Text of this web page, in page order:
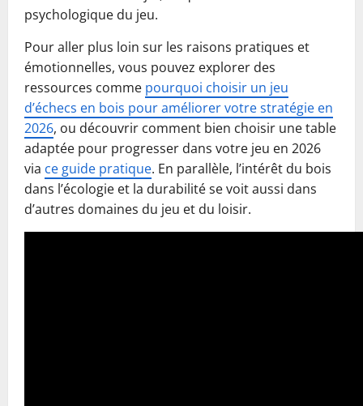
psychologique du jeu.
Pour aller plus loin sur les raisons pratiques et
émotionnelles, vous pouvez explorer des
ressources comme pourquoi choisir un jeu
d’échecs en bois pour améliorer votre stratégie en
2026, ou découvrir comment bien choisir une table
adaptée pour progresser dans votre jeu en 2026
via ce guide pratique. En parallèle, l’intérêt du bois
dans l’écologie et la durabilité se voit aussi dans
d’autres domaines du jeu et du loisir.